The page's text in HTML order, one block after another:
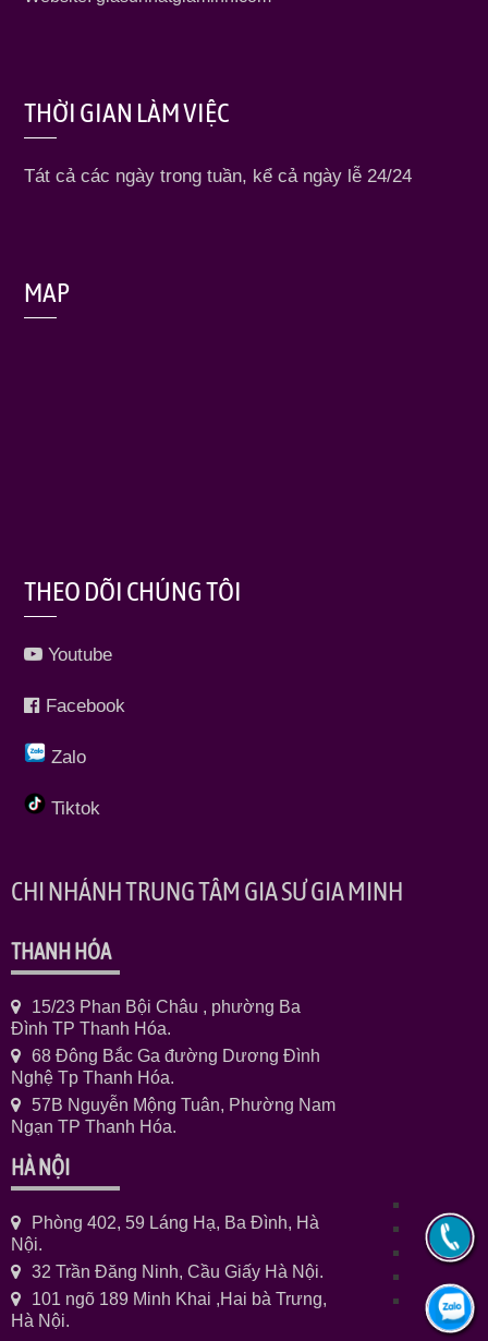
THỜI GIAN LÀM VIỆC
Tát cả các ngày trong tuần, kể cả ngày lễ 24/24
MAP
THEO DÕI CHÚNG TÔI
Youtube
Facebook
Zalo
Tiktok
CHI NHÁNH TRUNG TÂM GIA SƯ GIA MINH
THANH HÓA
15/23 Phan Bội Châu , phường Ba
Đình TP Thanh Hóa.
68 Đông Bắc Ga đường Dương Đình
Nghệ Tp Thanh Hóa.
57B Nguyễn Mộng Tuân, Phường Nam
Ngạn TP Thanh Hóa.
HÀ NỘI
Phòng 402, 59 Láng Hạ, Ba Đình, Hà
Nội.
32 Trần Đăng Ninh, Cầu Giấy Hà Nội.
101 ngõ 189 Minh Khai ,Hai bà Trưng,
Hà Nội.